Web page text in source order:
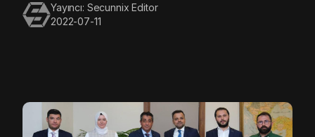
Yayıncı: Secunnix Editor
2022-07-11